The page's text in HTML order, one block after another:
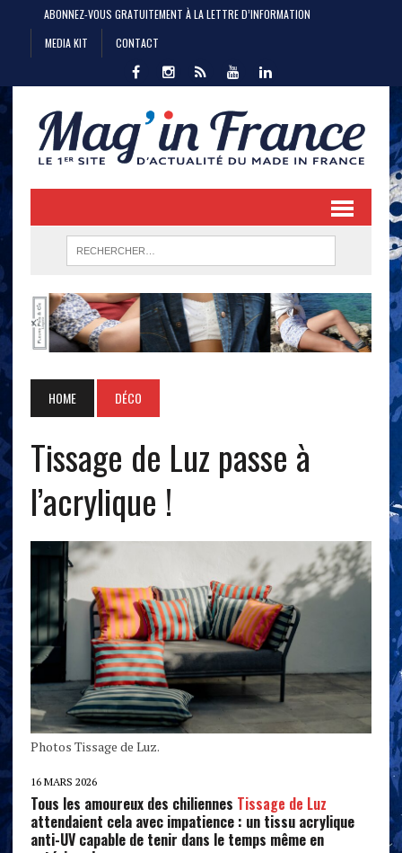
ABONNEZ-VOUS GRATUITEMENT À LA LETTRE D’INFORMATION
MEDIA KIT
CONTACT
HOME DÉCO
Tissage de Luz passe à
l’acrylique !
Photos Tissage de Luz.
16 MARS 2026
Tous les amoureux des chiliennes Tissage de Luz
attendaient cela avec impatience : un tissu acrylique
anti-UV capable de tenir dans le temps même en